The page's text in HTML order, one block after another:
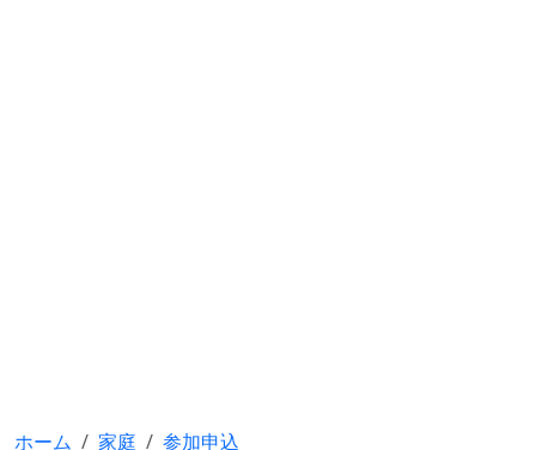
ホーム 家庭
参加申込